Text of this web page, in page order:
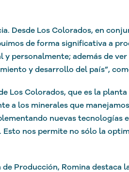
Desde Los Colorados, en
de forma significativa a
personalmente; además de
y desarrollo del país”,
Los Colorados, que es la
a los minerales que
nuevas tecnologías
nos permite no sólo la
Producción, Romina destaca